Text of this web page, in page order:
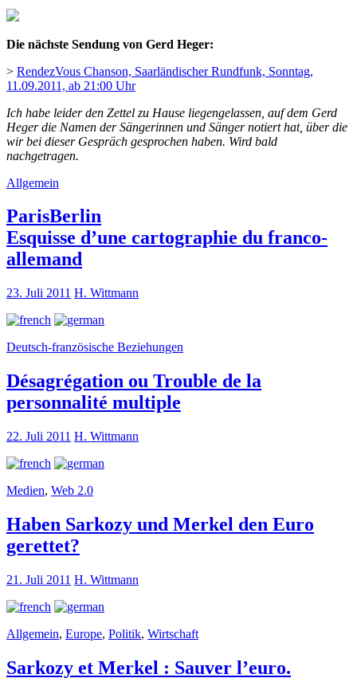
Die nächste Sendung von Gerd Heger:
> RendezVous Chanson, Saarländischer Rundfunk, Sonntag,
11.09.2011, ab 21:00 Uhr
Ich habe leider den Zettel zu Hause liegengelassen, auf dem Gerd
Heger die Namen der Sängerinnen und Sänger notiert hat, über die
wir bei dieser Gespräch gesprochen haben. Wird bald
nachgetragen.
Allgemein
ParisBerlin
Esquisse d’une cartographie du franco-
allemand
23. Juli 2011 H. Wittmann
Deutsch-französische Beziehungen
Désagrégation ou Trouble de la
personnalité multiple
22. Juli 2011 H. Wittmann
Medien, Web 2.0
Haben Sarkozy und Merkel den Euro
gerettet?
21. Juli 2011 H. Wittmann
Allgemein, Europe, Politik, Wirtschaft
Sarkozy et Merkel : Sauver l’euro.